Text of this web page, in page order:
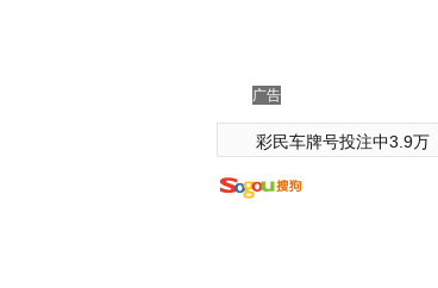
广告
彩民车牌号投注中3.9万